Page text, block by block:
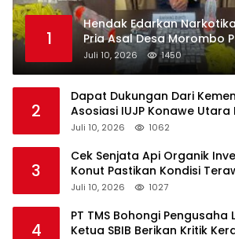
1
Hendak Edarkan
Pria Asal Desa Morombo
Diamankan Polisi
Juli 10, 2026 1450
2
Dapat Dukungan Dari
Asosiasi IUJP Konawe Utara
Pemegang IUP di Konut
Juli 10, 2026 1062
3
Cek Senjata Api Organik
Konut Pastikan Kondisi
Digunakan
Juli 10, 2026 1027
4
PT TMS Bohongi Pengusaha
Ketua SBIB Berikan Kritik